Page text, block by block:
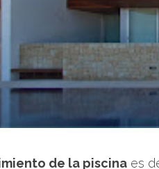
de la piscina es